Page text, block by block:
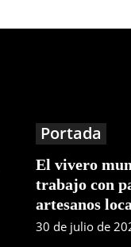
Portada
El vivero
trabajo con
artesanos
30 de julio de